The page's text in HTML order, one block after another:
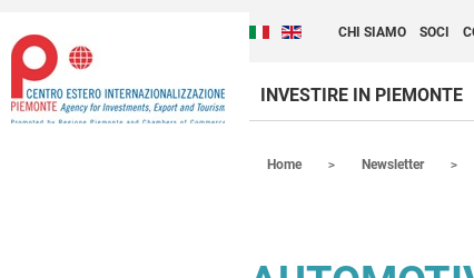
Italiano (Italia)
English (United
CHI SIAMO SOCI
INVESTIRE IN PIEMONTE
Home Newsletter